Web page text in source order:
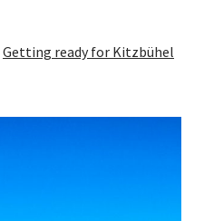
Getting ready for Kitzbühel